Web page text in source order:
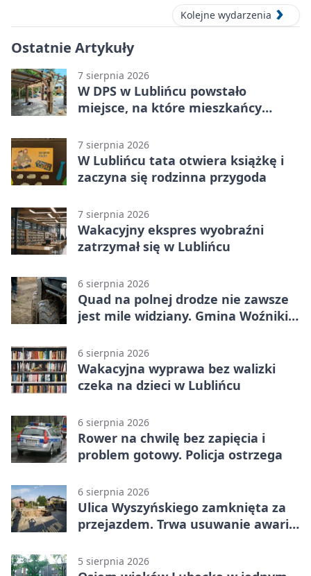
Kolejne wydarzenia
Ostatnie Artykuły
7 sierpnia 2026
W DPS w Lublińcu powstało
miejsce, na które mieszkańcy
7 sierpnia 2026
W Lublińcu tata otwiera książkę i
zaczyna się rodzinna przygoda
7 sierpnia 2026
Wakacyjny ekspres wyobraźni
zatrzymał się w Lublińcu
6 sierpnia 2026
Quad na polnej drodze nie zawsze
jest mile widziany. Gmina Woźniki
6 sierpnia 2026
Wakacyjna wyprawa bez walizki
czeka na dzieci w Lublińcu
6 sierpnia 2026
Rower na chwilę bez zapięcia i
problem gotowy. Policja ostrzega
6 sierpnia 2026
Ulica Wyszyńskiego zamknięta za
przejazdem. Trwa usuwanie awarii
5 sierpnia 2026